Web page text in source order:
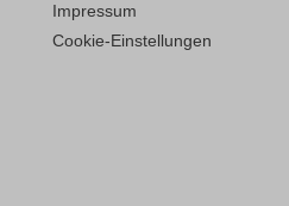
Impressum
Cookie-Einstellungen